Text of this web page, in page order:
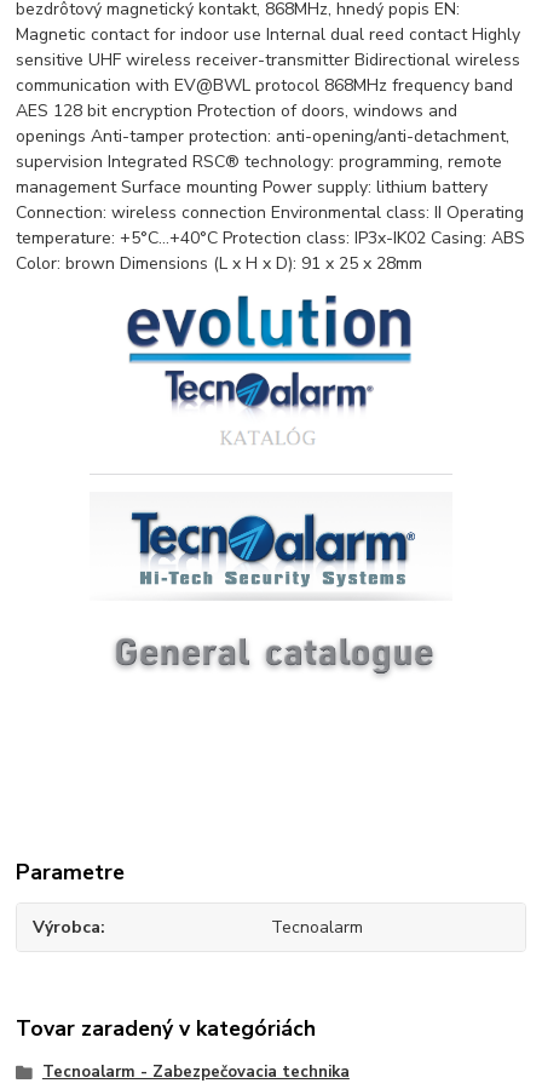
bezdrôtový magnetický kontakt, 868MHz, hnedý popis EN:
Magnetic contact for indoor use Internal dual reed contact Highly
sensitive UHF wireless receiver-transmitter Bidirectional wireless
communication with EV@BWL protocol 868MHz frequency band
AES 128 bit encryption Protection of doors, windows and
openings Anti-tamper protection: anti-opening/anti-detachment,
supervision Integrated RSC® technology: programming, remote
management Surface mounting Power supply: lithium battery
Connection: wireless connection Environmental class: II Operating
temperature: +5°C…+40°C Protection class: IP3x-IK02 Casing: ABS
Color: brown Dimensions (L x H x D): 91 x 25 x 28mm
Parametre
Výrobca Tecnoalarm
Tovar zaradený v kategóriách
Tecnoalarm - Zabezpečovacia technika